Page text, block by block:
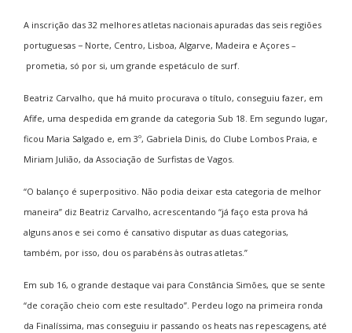
A inscrição das 32 melhores atletas nacionais apuradas das seis regiões
portuguesas − Norte, Centro, Lisboa, Algarve, Madeira e Açores –
prometia, só por si, um grande espetáculo de surf.
Beatriz Carvalho, que há muito procurava o título, conseguiu fazer, em
Afife, uma despedida em grande da categoria Sub 18. Em segundo lugar,
ficou Maria Salgado e, em 3º, Gabriela Dinis, do Clube Lombos Praia, e
Miriam Julião, da Associação de Surfistas de Vagos.
“O balanço é superpositivo. Não podia deixar esta categoria de melhor
maneira” diz Beatriz Carvalho, acrescentando “já faço esta prova há
alguns anos e sei como é cansativo disputar as duas categorias,
também, por isso, dou os parabéns às outras atletas.”
Em sub 16, o grande destaque vai para Constância Simões, que se sente
“de coração cheio com este resultado”. Perdeu logo na primeira ronda
da Finalíssima, mas conseguiu ir passando os heats nas repescagens, até